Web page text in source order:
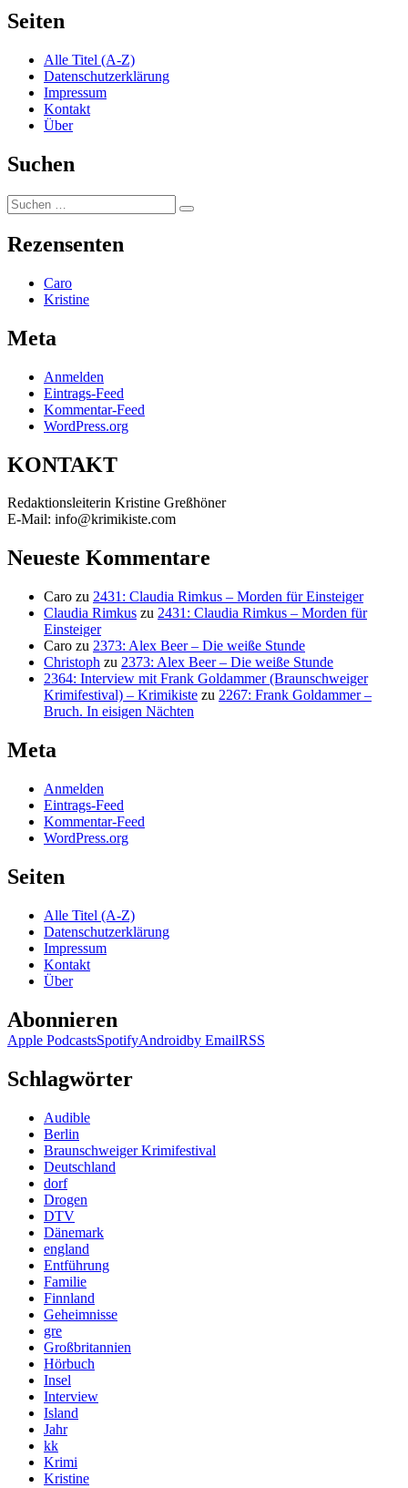
Seiten
Alle Titel (A-Z)
Datenschutzerklärung
Impressum
Kontakt
Über
Suchen
Suchen
nach:
Suchen
Rezensenten
Caro
Kristine
Meta
Anmelden
Eintrags-Feed
Kommentar-Feed
WordPress.org
KONTAKT
Redaktionsleiterin Kristine Greßhöner
E-Mail: info@krimikiste.com
Neueste Kommentare
Caro zu 2431: Claudia Rimkus – Morden für Einsteiger
Claudia Rimkus zu 2431: Claudia Rimkus – Morden für
Einsteiger
Caro zu 2373: Alex Beer – Die weiße Stunde
Christoph zu 2373: Alex Beer – Die weiße Stunde
2364: Interview mit Frank Goldammer (Braunschweiger
Krimifestival) – Krimikiste zu 2267: Frank Goldammer –
Bruch. In eisigen Nächten
Meta
Anmelden
Eintrags-Feed
Kommentar-Feed
WordPress.org
Seiten
Alle Titel (A-Z)
Datenschutzerklärung
Impressum
Kontakt
Über
Abonnieren
Apple PodcastsSpotifyAndroidby EmailRSS
Schlagwörter
Audible
Berlin
Braunschweiger Krimifestival
Deutschland
dorf
Drogen
DTV
Dänemark
england
Entführung
Familie
Finnland
Geheimnisse
gre
Großbritannien
Hörbuch
Insel
Interview
Island
Jahr
kk
Krimi
Kristine